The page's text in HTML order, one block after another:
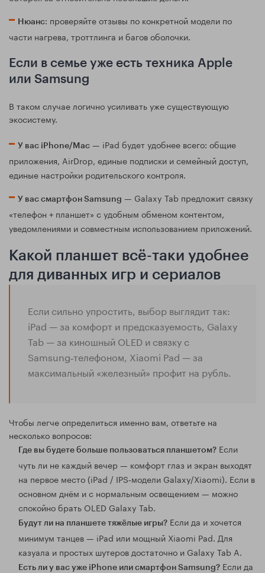
Нюанс: проверяйте отзывы по конкретной модели по
части нагрева, троттлинга и багов оболочки.
Если в семье уже есть техника Apple
или Samsung
В таком случае логично усиливать уже существующую
экосистему.
У вас iPhone/Mac — iPad будет удобнее всего: общие
приложения, AirDrop, единые подписки и семейный доступ,
единые настройки родительского контроля.
У вас смартфон Samsung — Galaxy Tab предложит связку
«телефон + планшет» с удобным обменом контентом,
уведомлениями и совместным использованием приложений.
Какой планшет всё-таки удобнее
для диванных игр и сериалов
Если сильно упростить, выбор выглядит так:
iPad — за комфорт и предсказуемость, Galaxy
Tab — за киношный OLED и связку с
Samsung‑телефоном, Xiaomi Pad — за
максимальный «железный» профит на рубль.
Чтобы легче определиться именно вам, ответьте на
несколько вопросов:
Где вы будете больше пользоваться планшетом? Если
чуть ли не каждый вечер — комфорт глаз и экран выходят
на первое место (iPad / IPS‑модели Galaxy/Xiaomi). Если в
основном днём и с нормальным освещением — можно
спокойно брать OLED Galaxy Tab.
Будут ли на планшете тяжёлые игры? Если да и хочется
минимум танцев — iPad или мощный Xiaomi Pad. Для
казуала и простых шутеров достаточно и Galaxy Tab A.
Есть ли у вас уже iPhone или смартфон Samsung? Если да